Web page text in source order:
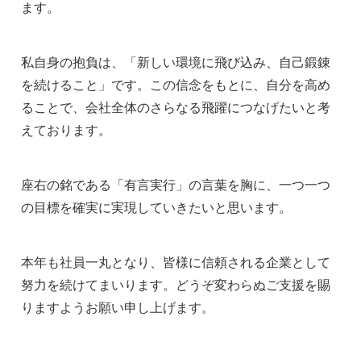
ます。
私自身の抱負は、「新しい環境に飛び込み、自己鍛錬
を続けること」です。この信念をもとに、自分を高め
ることで、会社全体のさらなる飛躍につなげたいと考
えております。
座右の銘である「有言実行」の言葉を胸に、一つ一つ
の目標を確実に実現していきたいと思います。
本年も社員一丸となり、皆様に信頼される企業として
努力を続けてまいります。どうぞ変わらぬご支援を賜
りますようお願い申し上げます。